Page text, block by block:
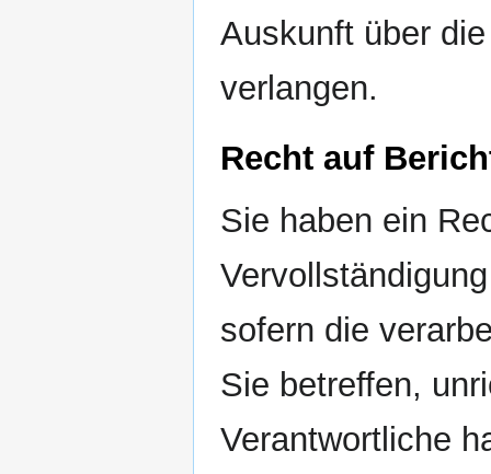
Auskunft über
verlangen.
Recht auf
Sie haben ein
sofern die
Sie betreffen,
Verantwortliche